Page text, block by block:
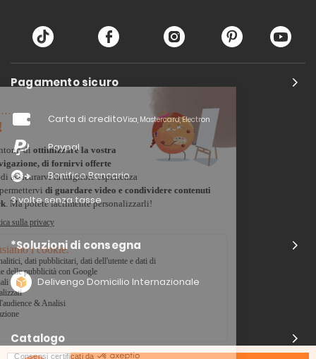
Pagamento sicuro
Carta di creditoVisa, Mastercard, Electron
Paypal
Bonifico Bancario
3 volte senza tasse
*Soluzioni di consegna
Delivengo Domicilio Internazionale
Catalogo